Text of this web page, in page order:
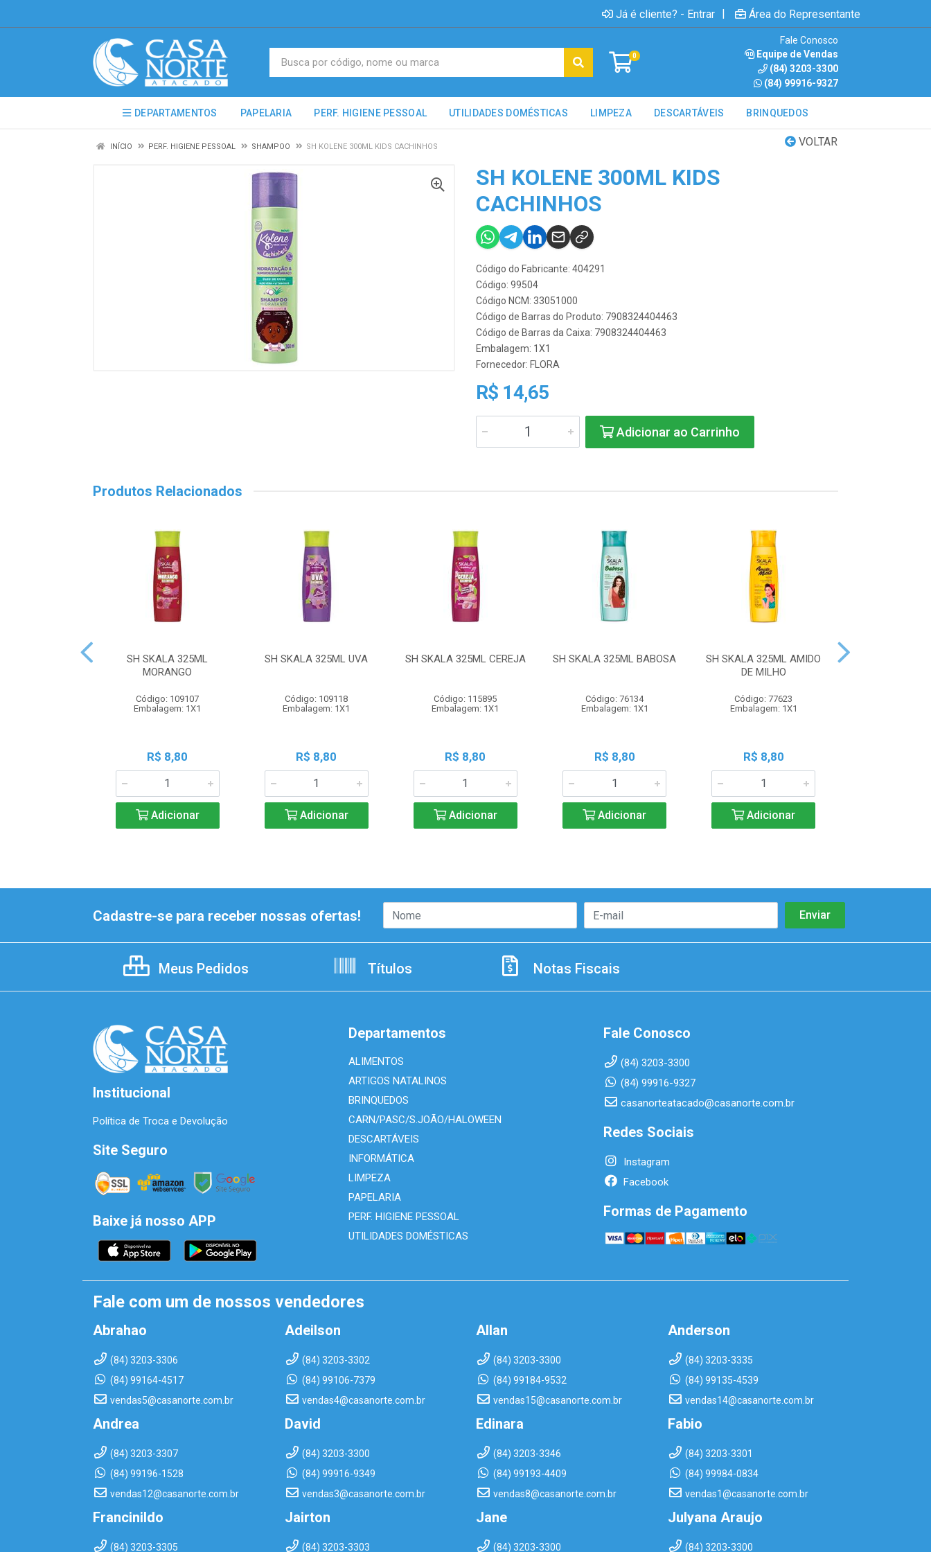
Já é cliente? - Entrar | Área do Representante
0
Fale Conosco
Equipe de Vendas
(84) 3203-3300
(84) 99916-9327
DEPARTAMENTOS PAPELARIA PERF. HIGIENE PESSOAL UTILIDADES DOMÉSTICAS LIMPEZA DESCARTÁVEIS BRINQUEDOS
VOLTAR
INÍCIO PERF. HIGIENE PESSOAL SHAMPOO SH KOLENE 300ML KIDS CACHINHOS
SH KOLENE 300ML KIDS
CACHINHOS
Código do Fabricante: 404291
Código: 99504
Código NCM: 33051000
Código de Barras do Produto: 7908324404463
Código de Barras da Caixa: 7908324404463
Embalagem: 1X1
Fornecedor: FLORA
R$ 14,65
Adicionar ao Carrinho
Produtos Relacionados
SH SKALA 325ML
MORANGO
Código: 109107
Embalagem: 1X1
R$ 8,80
Adicionar
SH SKALA 325ML UVA
Código: 109118
Embalagem: 1X1
R$ 8,80
Adicionar
SH SKALA 325ML CEREJA
Código: 115895
Embalagem: 1X1
R$ 8,80
Adicionar
SH SKALA 325ML BABOSA
Código: 76134
Embalagem: 1X1
R$ 8,80
Adicionar
SH SKALA 325ML AMIDO
DE MILHO
Código: 77623
Embalagem: 1X1
R$ 8,80
Adicionar
Cadastre-se para receber nossas ofertas!
Meus Pedidos Títulos Notas Fiscais
Institucional
Política de Troca e Devolução
Site Seguro
Baixe já nosso APP
Departamentos
ALIMENTOS
ARTIGOS NATALINOS
BRINQUEDOS
CARN/PASC/S.JOÃO/HALOWEEN
DESCARTÁVEIS
INFORMÁTICA
LIMPEZA
PAPELARIA
PERF. HIGIENE PESSOAL
UTILIDADES DOMÉSTICAS
Fale Conosco
(84) 3203-3300
(84) 99916-9327
casanorteatacado@casanorte.com.br
Redes Sociais
Instagram
Facebook
Formas de Pagamento
Fale com um de nossos vendedores
Abrahao
(84) 3203-3306
(84) 99164-4517
vendas5@casanorte.com.br
Adeilson
(84) 3203-3302
(84) 99106-7379
vendas4@casanorte.com.br
Allan
(84) 3203-3300
(84) 99184-9532
vendas15@casanorte.com.br
Anderson
(84) 3203-3335
(84) 99135-4539
vendas14@casanorte.com.br
Andrea
(84) 3203-3307
(84) 99196-1528
vendas12@casanorte.com.br
David
(84) 3203-3300
(84) 99916-9349
vendas3@casanorte.com.br
Edinara
(84) 3203-3346
(84) 99193-4409
vendas8@casanorte.com.br
Fabio
(84) 3203-3301
(84) 99984-0834
vendas1@casanorte.com.br
Francinildo
(84) 3203-3305
Jairton
(84) 3203-3303
Jane
(84) 3203-3300
Julyana Araujo
(84) 3203-3300